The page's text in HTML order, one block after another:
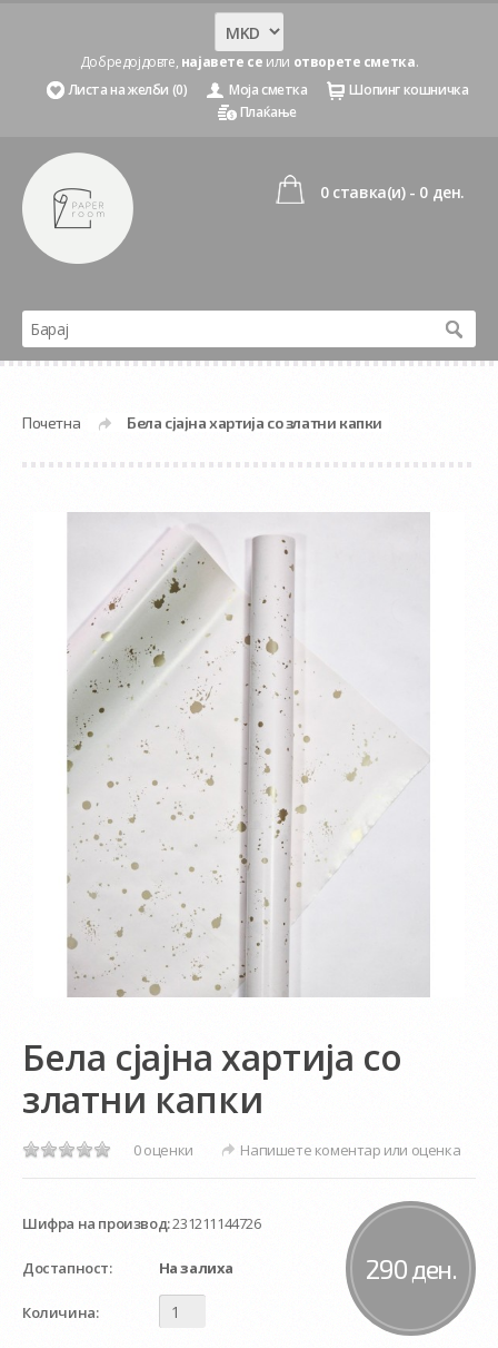
Добредојдовте, најавете се или отворете сметка.
Листа на желби (0)
Моја сметка
Шопинг кошничка
Плаќање
0 ставка(и) - 0 ден.
Почетна » Бела сјајна хартија со златни капки
Бела сјајна хартија со
златни капки
0 оценки Напишете коментар или оценка
290 ден.
Шифра на производ:231211144726
Достапност: На залиха
Количина: